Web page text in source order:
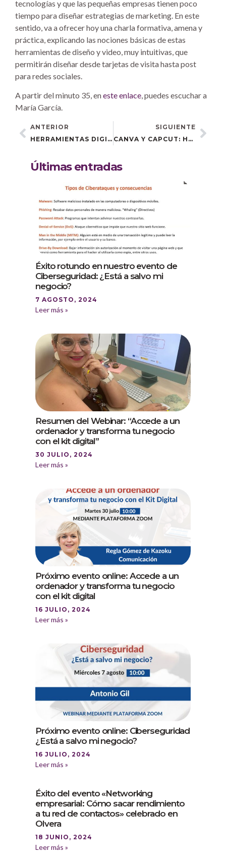
tecnologías y que las pequeñas empresas tienen poco
tiempo para diseñar estrategias de marketing. En este
sentido, va a ofrecer hoy una charla formativa, amena y
práctica, explicando las nociones básicas de estas
herramientas de diseño y video, muy intuitivas, que
permitirán diseñar desde tarjetas de visita hasta post
para redes sociales.
A partir del minuto 35, eneste enlace, puedes escuchar a
María García.
ANTERIOR
HERRAMIENTAS DIGITALES QUE DISPARAN LAS VENTAS DE LOS NEGOCIOS
SIGUIENTE
CANVA Y CAPCUT: HERRAMIENTAS DE DISEÑO Y VIDEO QUE OPTIMIZAN EL MARKETING EMPRESARIAL
Últimas entradas
Éxito rotundo en nuestro evento de
Ciberseguridad: ¿Está a salvo mi
negocio?
7 AGOSTO, 2024
Leer más »
Resumen del Webinar: “Accede a un
ordenador y transforma tu negocio
con el kit digital”
30 JULIO, 2024
Leer más »
Próximo evento online: Accede a un
ordenador y transforma tu negocio
con el kit digital
16 JULIO, 2024
Leer más »
Próximo evento online: Ciberseguridad
¿Está a salvo mi negocio?
16 JULIO, 2024
Leer más »
Éxito del evento «Networking
empresarial: Cómo sacar rendimiento
a tu red de contactos» celebrado en
Olvera
18 JUNIO, 2024
Leer más »